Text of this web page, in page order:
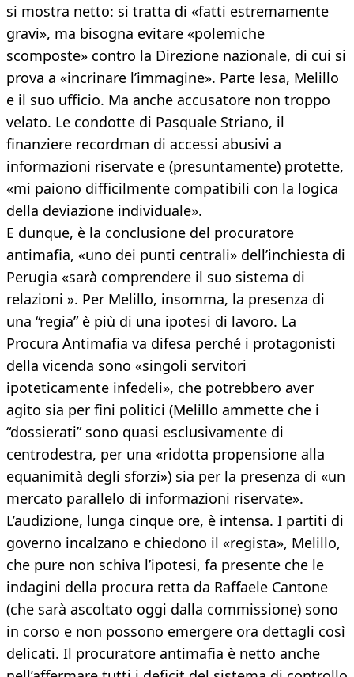
si mostra netto: si tratta di «fatti estremamente
gravi», ma bisogna evitare «polemiche
scomposte» contro la Direzione nazionale, di cui si
prova a «incrinare l’immagine». Parte lesa, Melillo
e il suo ufficio. Ma anche accusatore non troppo
velato. Le condotte di Pasquale Striano, il
finanziere recordman di accessi abusivi a
informazioni riservate e (presuntamente) protette,
«mi paiono difficilmente compatibili con la logica
della deviazione individuale».
E dunque, è la conclusione del procuratore
antimafia, «uno dei punti centrali» dell’inchiesta di
Perugia «sarà comprendere il suo sistema di
relazioni ». Per Melillo, insomma, la presenza di
una “regia” è più di una ipotesi di lavoro. La
Procura Antimafia va difesa perché i protagonisti
della vicenda sono «singoli servitori
ipoteticamente infedeli», che potrebbero aver
agito sia per fini politici (Melillo ammette che i
“dossierati” sono quasi esclusivamente di
centrodestra, per una «ridotta propensione alla
equanimità degli sforzi») sia per la presenza di «un
mercato parallelo di informazioni riservate».
L’audizione, lunga cinque ore, è intensa. I partiti di
governo incalzano e chiedono il «regista», Melillo,
che pure non schiva l’ipotesi, fa presente che le
indagini della procura retta da Raffaele Cantone
(che sarà ascoltato oggi dalla commissione) sono
in corso e non possono emergere ora dettagli così
delicati. Il procuratore antimafia è netto anche